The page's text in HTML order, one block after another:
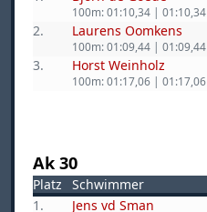
100m: 01:10,34 | 01:10,34
2. Laurens Oomkens
100m: 01:09,44 | 01:09,44
3. Horst Weinholz
100m: 01:17,06 | 01:17,06
Ak 30
Platz Schwimmer
1.
Jens vd Sman